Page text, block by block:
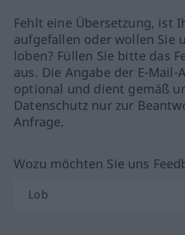
Fehlt eine Übersetzung, ist
aufgefallen oder wollen Sie
loben? Füllen Sie bitte das
aus. Die Angabe der E-Mail-
optional und dient gemäß
Datenschutz nur zur
Anfrage.
Wozu möchten Sie uns